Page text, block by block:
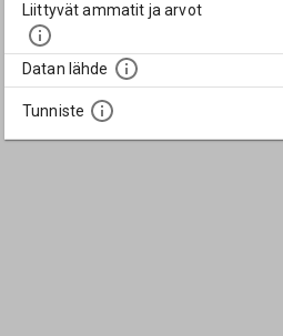
Liittyvät ammatit ja arvot
Datan lähde
Tunniste